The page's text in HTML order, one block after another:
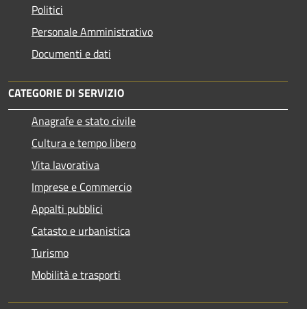
Politici
Personale Amministrativo
Documenti e dati
CATEGORIE DI SERVIZIO
Anagrafe e stato civile
Cultura e tempo libero
Vita lavorativa
Imprese e Commercio
Appalti pubblici
Catasto e urbanistica
Turismo
Mobilità e trasporti